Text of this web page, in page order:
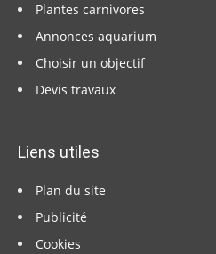
Plantes carnivores
Annonces aquarium
Choisir un objectif
Devis travaux
Liens utiles
Plan du site
Publicité
Cookies